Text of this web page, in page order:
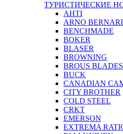
ТУРИСТИЧЕСКИЕ
AHTI
ARNO
BENCHMADE
BOKER
BLASER
BROWNING
BROUS BLADES
BUCK
CANADIAN
CITY BROTHER
COLD STEEL
CRKT
EMERSON
EXTREMA